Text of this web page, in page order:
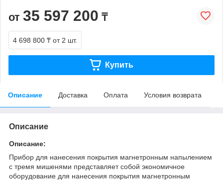
от 35 597 200 ₸
4 698 800 ₸ от 2 шт.
Купить
Описание Доставка Оплата Условия возврата
Описание
Описание:
Прибор для нанесения покрытия магнетронным напылением
с тремя мишенями представляет собой экономичное
оборудование для нанесения покрытия магнетронным